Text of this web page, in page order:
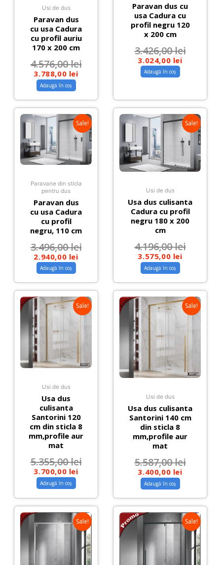
Usi de dus
Paravan dus
cu usa Cadura
cu profil auriu
170 x 200 cm
4.576,00lei
3.788,00 lei
Adaugă în coș
Paravan dus cu
usa Cadura cu
profil negru 120
x 200 cm
3.426,00lei
3.024,00 lei
Adaugă în coș
Sale!
Paravane din sticla
pentru dus
Paravan dus
cu usa Cadura
cu profil
negru, 110 cm
3.496,00lei
2.940,00 lei
Adaugă în coș
Sale!
Usi de dus
Usa dus culisanta
Cadura cu profil
negru 180 x 200
cm
4.196,00lei
3.575,00 lei
Adaugă în coș
Sale!
Usi de dus
Usa dus
culisanta
Santorini 120
cm din sticla 8
mm,profile aur
mat
5.355,00lei
3.700,00 lei
Adaugă în coș
Sale!
Usi de dus
Usa dus culisanta
Santorini 140 cm
din sticla 8
mm,profile aur
mat
5.587,00lei
3.400,00 lei
Adaugă în coș
Sale! Sale!